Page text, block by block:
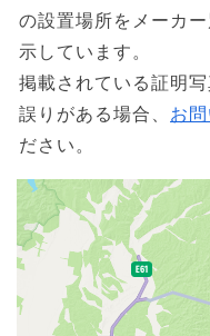
の設置場所をメーカ
示しています。
掲載されている証明
誤りがある場合、 お
ださい。